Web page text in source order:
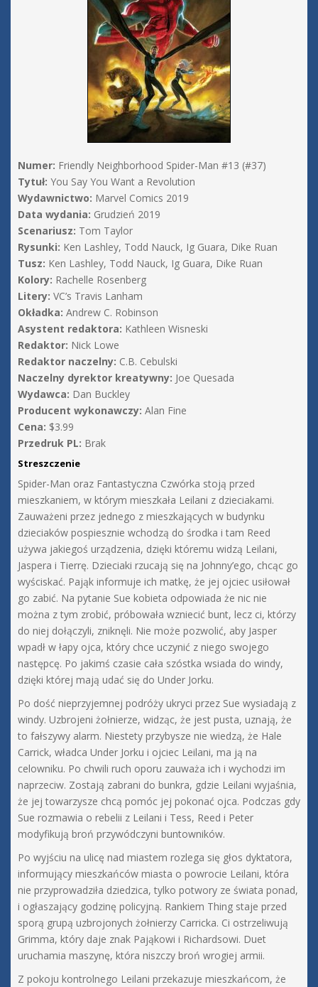
Numer: Friendly Neighborhood Spider-Man #13 (#37)
Tytuł: You Say You Want a Revolution
Wydawnictwo: Marvel Comics 2019
Data wydania: Grudzień 2019
Scenariusz: Tom Taylor
Rysunki: Ken Lashley, Todd Nauck, Ig Guara, Dike Ruan
Tusz: Ken Lashley, Todd Nauck, Ig Guara, Dike Ruan
Kolory: Rachelle Rosenberg
Litery: VC’s Travis Lanham
Okładka: Andrew C. Robinson
Asystent redaktora: Kathleen Wisneski
Redaktor: Nick Lowe
Redaktor naczelny: C.B. Cebulski
Naczelny dyrektor kreatywny: Joe Quesada
Wydawca: Dan Buckley
Producent wykonawczy: Alan Fine
Cena: $3.99
Przedruk PL: Brak
Streszczenie
Spider-Man oraz Fantastyczna Czwórka stoją przed
mieszkaniem, w którym mieszkała Leilani z dzieciakami.
Zauważeni przez jednego z mieszkających w budynku
dzieciaków pospiesznie wchodzą do środka i tam Reed
używa jakiegoś urządzenia, dzięki któremu widzą Leilani,
Jaspera i Tierrę. Dzieciaki rzucają się na Johnny’ego, chcąc go
wyściskać. Pająk informuje ich matkę, że jej ojciec usiłował
go zabić. Na pytanie Sue kobieta odpowiada że nic nie
można z tym zrobić, próbowała wzniecić bunt, lecz ci, którzy
do niej dołączyli, zniknęli. Nie może pozwolić, aby Jasper
wpadł w łapy ojca, który chce uczynić z niego swojego
następcę. Po jakimś czasie cała szóstka wsiada do windy,
dzięki której mają udać się do Under Jorku.
Po dość nieprzyjemnej podróży ukryci przez Sue wysiadają z
windy. Uzbrojeni żołnierze, widząc, że jest pusta, uznają, że
to fałszywy alarm. Niestety przybysze nie wiedzą, że Hale
Carrick, władca Under Jorku i ojciec Leilani, ma ją na
celowniku. Po chwili ruch oporu zauważa ich i wychodzi im
naprzeciw. Zostają zabrani do bunkra, gdzie Leilani wyjaśnia,
że jej towarzysze chcą pomóc jej pokonać ojca. Podczas gdy
Sue rozmawia o rebelii z Leilani i Tess, Reed i Peter
modyfikują broń przywódczyni buntowników.
Po wyjściu na ulicę nad miastem rozlega się głos dyktatora,
informujący mieszkańców miasta o powrocie Leilani, która
nie przyprowadziła dziedzica, tylko potwory ze świata ponad,
i ogłaszający godzinę policyjną. Rankiem Thing staje przed
sporą grupą uzbrojonych żołnierzy Carricka. Ci ostrzeliwują
Grimma, który daje znak Pająkowi i Richardsowi. Duet
uruchamia maszynę, która niszczy broń wrogiej armii.
Z pokoju kontrolnego Leilani przekazuje mieszkańcom, że